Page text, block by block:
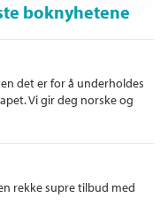
boknyhetene
det er for å underholdes
Vi gir deg norske og
rekke supre tilbud med